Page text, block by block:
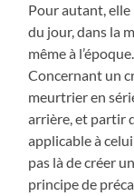
Pour autant, elle
du jour, dans la
même à l’époque.
Concernant un
meurtrier en
arrière, et partir
applicable à
pas là de créer
principe de